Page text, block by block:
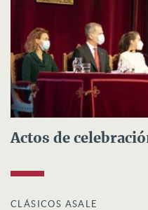
Actos de
CLÁSICOS ASALE